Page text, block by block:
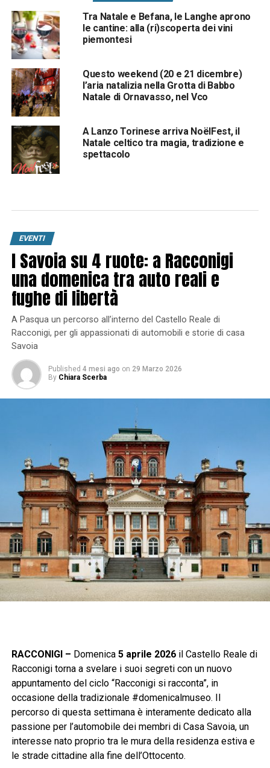
Tra Natale e Befana, le Langhe aprono
le cantine: alla (ri)scoperta dei vini
piemontesi
Questo weekend (20 e 21 dicembre)
l’aria natalizia nella Grotta di Babbo
Natale di Ornavasso, nel Vco
A Lanzo Torinese arriva NoëlFest, il
Natale celtico tra magia, tradizione e
spettacolo
EVENTI
I Savoia su 4 ruote: a Racconigi
una domenica tra auto reali e
fughe di libertà
A Pasqua un percorso all’interno del Castello Reale di
Racconigi, per gli appassionati di automobili e storie di casa
Savoia
Published 4 mesi ago on 29 Marzo 2026
By Chiara Scerba
RACCONIGI – Domenica 5 aprile 2026il Castello Reale di
Racconigi torna a svelare i suoi segreti con un nuovo
appuntamento del ciclo “Racconigi si racconta”, in
occasione della tradizionale #domenicalmuseo. Il
percorso di questa settimana è interamente dedicato alla
passione per l’automobile dei membri di Casa Savoia, un
interesse nato proprio tra le mura della residenza estiva e
le strade cittadine alla fine dell’Ottocento.